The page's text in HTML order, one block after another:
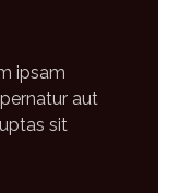
ipsam
aut
sit